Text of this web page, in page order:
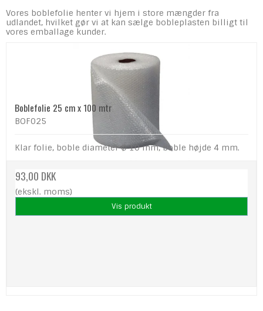
Vores boblefolie henter vi hjem i store mængder fra
udlandet, hvilket gør vi at kan sælge bobleplasten billigt til
vores emballage kunder.
Boblefolie 25 cm x 100 mtr
BOF025
Klar folie, boble diameter Ø 10 mm, boble højde 4 mm.
93,00 DKK
(ekskl. moms)
Vis produkt